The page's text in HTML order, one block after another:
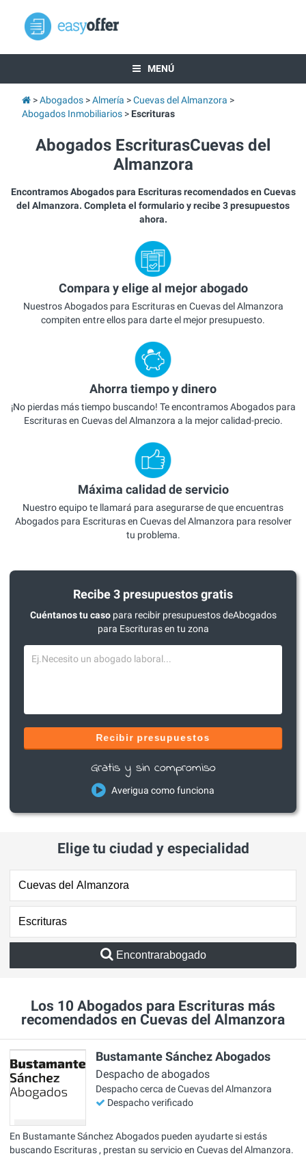
MENÚ
Abogados Almería
Cuevas del Almanzora
Abogados Inmobiliarios
Escrituras
Abogados EscriturasCuevas del
Almanzora
Encontramos Abogados para Escrituras recomendados en Cuevas
del Almanzora. Completa el formulario y recibe 3 presupuestos
ahora.
Compara y elige al mejor abogado
Nuestros Abogados para Escrituras en Cuevas del Almanzora
compiten entre ellos para darte el mejor presupuesto.
Ahorra tiempo y dinero
¡No pierdas más tiempo buscando! Te encontramos Abogados para
Escrituras en Cuevas del Almanzora a la mejor calidad-precio.
Máxima calidad de servicio
Nuestro equipo te llamará para asegurarse de que encuentras
Abogados para Escrituras en Cuevas del Almanzora para resolver
tu problema.
Recibe 3 presupuestos gratis
Cuéntanos tu casopara recibir presupuestos deAbogados
para Escrituras en tu zona
Recibir presupuestos
Gratis y sin compromiso
Averigua como funciona
Elige tu ciudad y especialidad
Encontrarabogado
Los 10 Abogados para Escrituras más
recomendados en Cuevas del Almanzora
Bustamante Sánchez Abogados
Despacho de abogados
Despacho cerca de Cuevas del Almanzora
Despacho verificado
En Bustamante Sánchez Abogados pueden ayudarte si estás
buscando Escrituras , prestan su servicio en Cuevas del Almanzora.